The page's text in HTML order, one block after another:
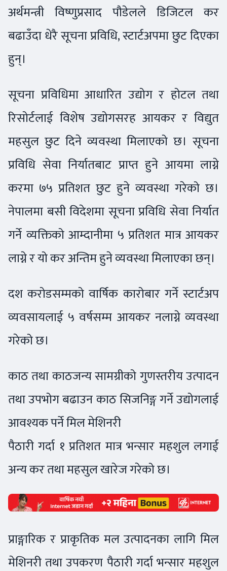
अर्थमन्त्री विष्णुप्रसाद पौडेलले डिजिटल कर
बढाउँदा धेरै सूचना प्रविधि, स्टार्टअपमा छुट दिएका
हुन्।
सूचना प्रविधिमा आधारित उद्योग र होटल तथा
रिसोर्टलाई विशेष उद्योगसरह आयकर र विद्युत
महसुल छुट दिने व्यवस्था मिलाएको छ। सूचना
प्रविधि सेवा निर्यातबाट प्राप्त हुने आयमा लाग्ने
करमा ७५ प्रतिशत छुट हुने व्यवस्था गरेको छ।
नेपालमा बसी विदेशमा सूचना प्रविधि सेवा निर्यात
गर्ने व्यक्तिको आम्दानीमा ५ प्रतिशत मात्र आयकर
लाग्ने र यो कर अन्तिम हुने व्यवस्था मिलाएका छन्।
दश करोडसम्मको वार्षिक कारोबार गर्ने स्टार्टअप
व्यवसायलाई ५ वर्षसम्म आयकर नलाग्ने व्यवस्था
गरेको छ।
काठ तथा काठजन्य सामग्रीको गुणस्तरीय उत्पादन
तथा उपभोग बढाउन काठ सिजनिङ्ग गर्ने उद्योगलाई
आवश्यक पर्ने मिल मेशिनरी
पैठारी गर्दा १ प्रतिशत मात्र भन्सार महशुल लगाई
अन्य कर तथा महसुल खारेज गरेको छ।
प्राङ्गारिक र प्राकृतिक मल उत्पादनका लागि मिल
मेशिनरी तथा उपकरण पैठारी गर्दा भन्सार महशुल